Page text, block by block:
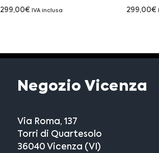
299,00€ IVA inclusa 299,00€
Negozio Vicenza
Via Roma, 137
Torri di Quartesolo
36040 Vicenza (VI)